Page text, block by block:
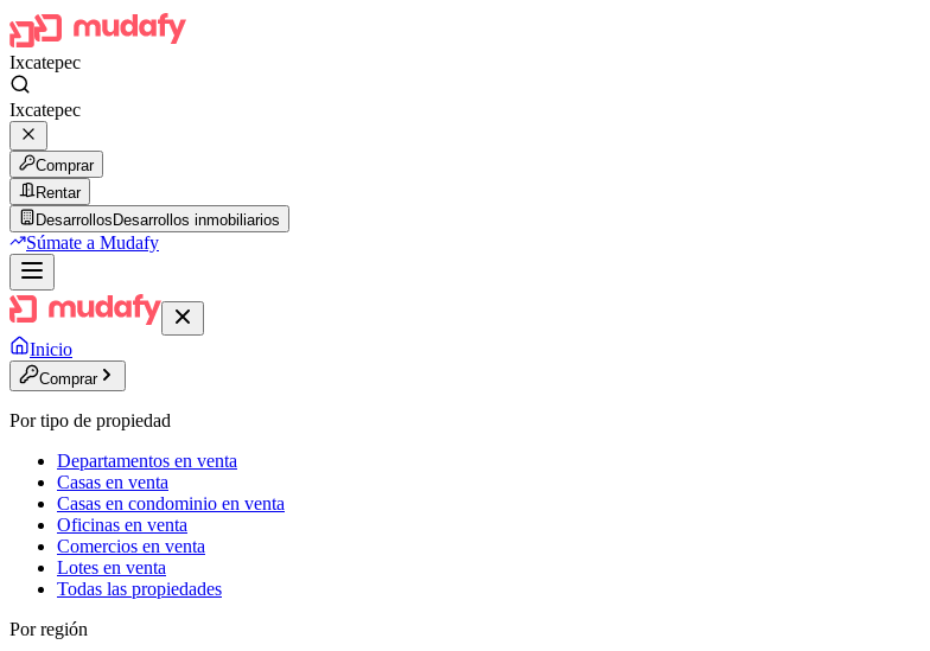
Ixcatepec
Ixcatepec
Comprar
Rentar
Desarrollos Desarrollos inmobiliarios
Súmate a Mudafy
Inicio
Comprar
Por tipo de propiedad
Departamentos en venta
Casas en venta
Casas en condominio en venta
Oficinas en venta
Comercios en venta
Lotes en venta
Todas las propiedades
Por región